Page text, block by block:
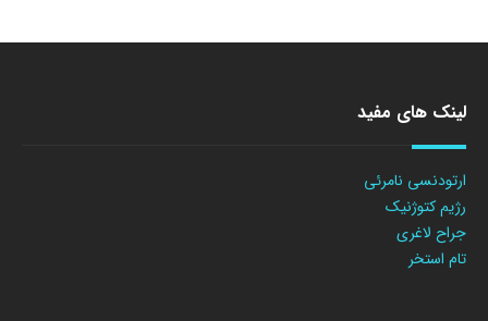
لینک های مفید
ارتودنسی نامرئی
رژیم کتوژنیک
جراح لاغری
تام استخر